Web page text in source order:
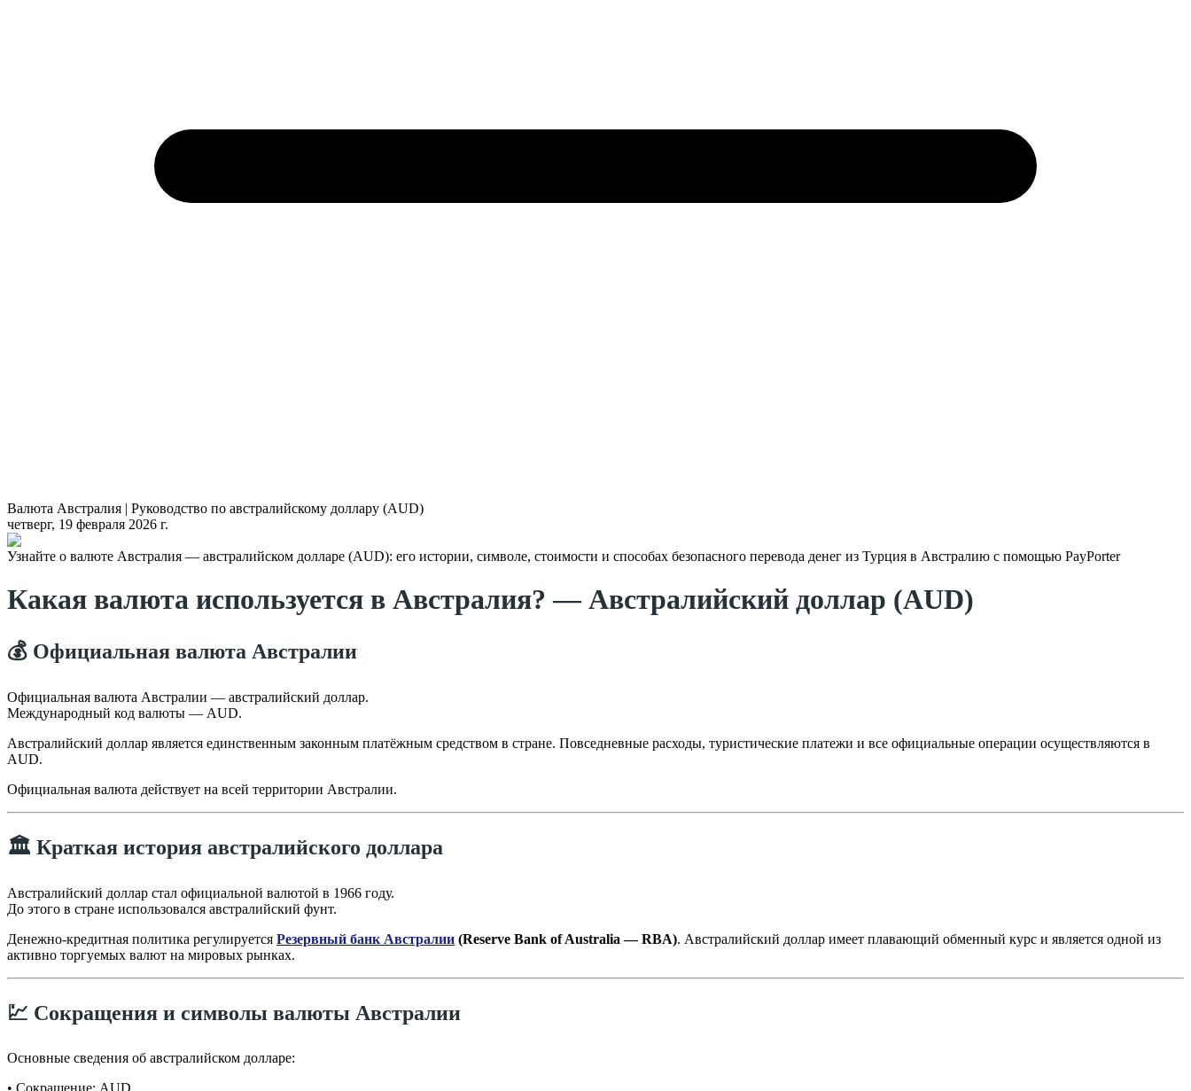
Валюта Австралия | Руководство по австралийскому доллару (AUD)
четверг, 19 февраля 2026 г.
Узнайте о валюте Австралия — австралийском долларе (AUD): его истории, символе, стоимости и способах безопасного перевода денег из Турция в Австралию с помощью PayPorter
Какая валюта используется в Австралия? — Австралийский доллар (AUD)
💰 Официальная валюта Австралии
Официальная валюта Австралии — австралийский доллар.
Международный код валюты — AUD.
Австралийский доллар является единственным законным платёжным средством в стране. Повседневные расходы, туристические платежи и все официальные операции осуществляются в
AUD.
Официальная валюта действует на всей территории Австралии.
🏛️ Краткая история австралийского доллара
Австралийский доллар стал официальной валютой в 1966 году.
До этого в стране использовался австралийский фунт.
Денежно-кредитная политика регулируется Резервный банк Австралии (Reserve Bank of Australia — RBA). Австралийский доллар имеет плавающий обменный курс и является одной из
активно торгуемых валют на мировых рынках.
💹 Сокращения и символы валюты Австралии
Основные сведения об австралийском долларе: